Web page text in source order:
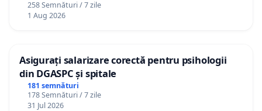
258 Semnături / 7 zile
1 Aug 2026
Asigurați salarizare corectă pentru psihologii
din DGASPC și spitale
181 semnături
178 Semnături / 7 zile
31 Jul 2026